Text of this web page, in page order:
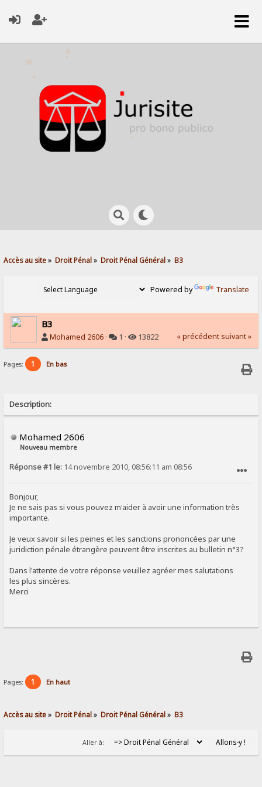
Accès au site» Droit Pénal» Droit Pénal Général» B3
Powered by Translate
B3
Mohamed 2606 · 1 · 13822 « précédent suivant »
Pages: 1 En bas
Description:
Mohamed 2606
Nouveau membre
Réponse #1 le: 14 novembre 2010, 08:56:11 am 08:56
Bonjour,
Je ne sais pas si vous pouvez m'aider à avoir une information très
importante.
Je veux savoir si les peines et les sanctions prononcées par une
juridiction pénale étrangère peuvent être inscrites au bulletin n°3?
Dans l'attente de votre réponse veuillez agréer mes salutations
les plus sincères.
Merci
Pages: 1 En haut
Accès au site» Droit Pénal» Droit Pénal Général» B3
Aller à: